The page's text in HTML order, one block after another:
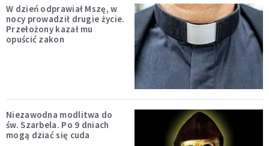
W dzień odprawiał Mszę, w
nocy prowadził drugie życie.
Przełożony kazał mu
opuścić zakon
Niezawodna modlitwa do
św. Szarbela. Po 9 dniach
mogą dziać się cuda